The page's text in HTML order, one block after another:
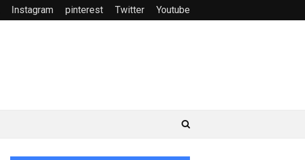
Instagram pinterest Twitter Youtube